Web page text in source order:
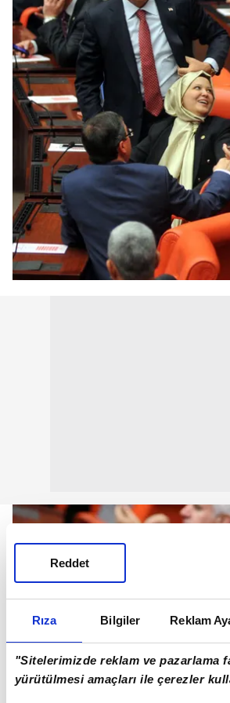
Rıza Bilgiler Reklam
"Sitelerimizde reklam ve pazarlama
yürütülmesi amaçları ile çerezler
Reddet